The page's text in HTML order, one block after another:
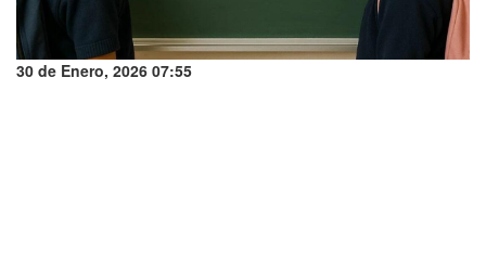
30 de Enero, 2026 07:55